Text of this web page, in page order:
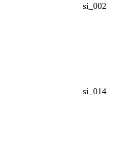
si_002
si_014